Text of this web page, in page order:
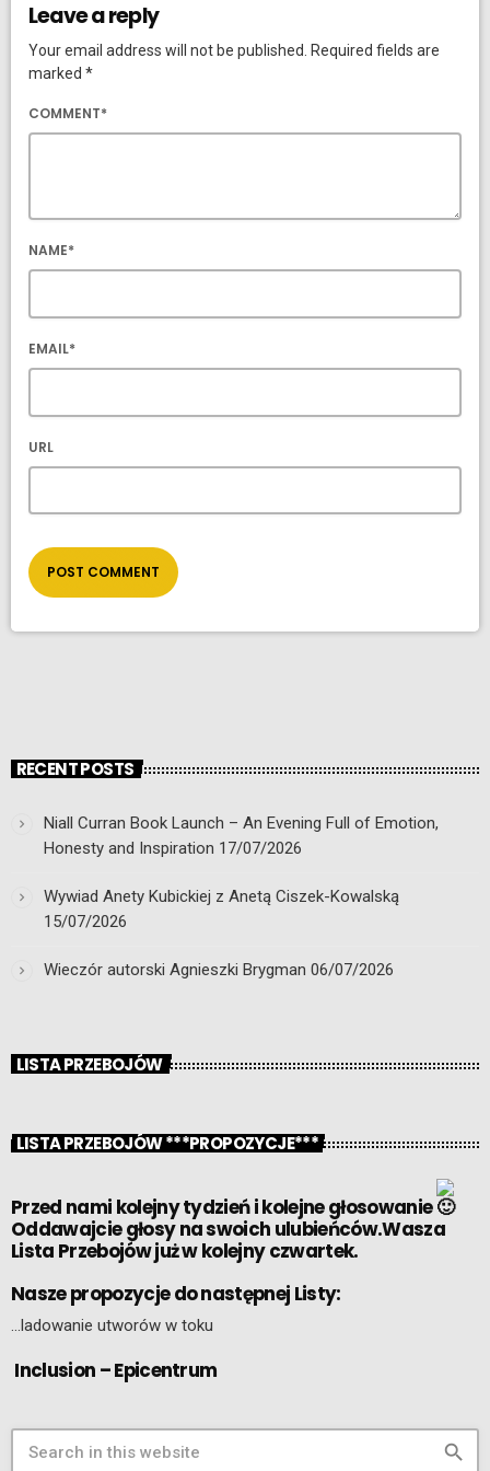
Leave a reply
Your email address will not be published. Required fields are
marked *
COMMENT*
NAME*
EMAIL*
URL
RECENT POSTS
Niall Curran Book Launch – An Evening Full of Emotion,
Honesty and Inspiration 17/07/2026
Wywiad Anety Kubickiej z Anetą Ciszek-Kowalską
15/07/2026
Wieczór autorski Agnieszki Brygman 06/07/2026
LISTA PRZEBOJÓW
LISTA PRZEBOJÓW ***PROPOZYCJE***
Przed nami kolejny tydzień i kolejne głosowanie
Oddawajcie głosy na swoich ulubieńców.Wasza
Lista Przebojów już w kolejny czwartek.
Nasze propozycje do następnej Listy:
…ladowanie utworów w toku
Inclusion – Epicentrum
search